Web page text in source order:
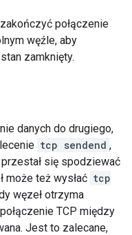
połączenie
węźle, aby
zamknięty.
danych do drugiego,
tcp sendend ,
się spodziewać
może też wysłać tcp
węzeł otrzyma
TCP między
Jest to zalecane,